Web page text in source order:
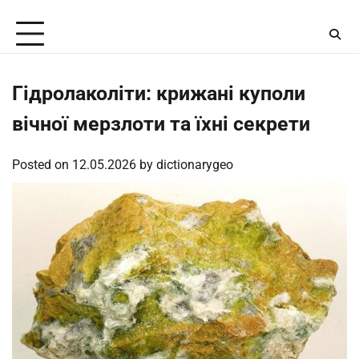
content
Гідролаколіти: крижані куполи
вічної мерзлоти та їхні секрети
Posted on 12.05.2026 by dictionarygeo